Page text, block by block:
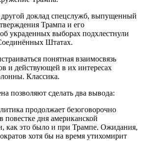
другой доклад спецслужб, выпущенный
Трампа и его
украденных выборах подхлестнули
Штатах.
понятная взаимосвязь
и действующей в их интересах
Классика.
позволяют сделать два вывода:
продолжает безоговорочно
повестке дня американской
как это было и при Трампе. Ожидания,
хотя бы на время утихомирит